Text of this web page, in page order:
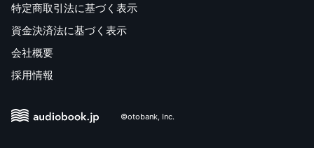
特定商取引法に基づく表示
資金決済法に基づく表示
会社概要
採用情報
©otobank, Inc.